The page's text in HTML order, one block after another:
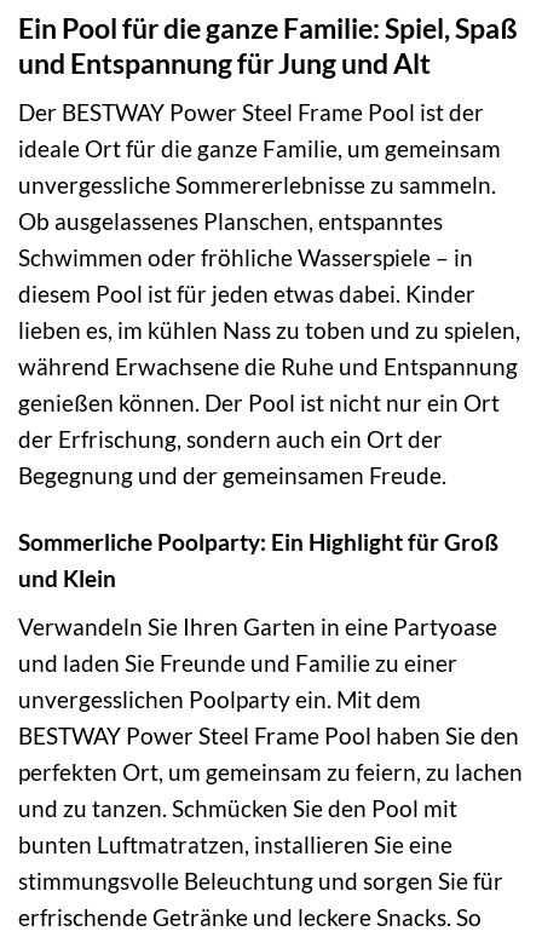
Ein Pool für die ganze Familie: Spiel, Spaß
und Entspannung für Jung und Alt
Der BESTWAY Power Steel Frame Pool ist der
ideale Ort für die ganze Familie, um gemeinsam
unvergessliche Sommererlebnisse zu sammeln.
Ob ausgelassenes Planschen, entspanntes
Schwimmen oder fröhliche Wasserspiele – in
diesem Pool ist für jeden etwas dabei. Kinder
lieben es, im kühlen Nass zu toben und zu spielen,
während Erwachsene die Ruhe und Entspannung
genießen können. Der Pool ist nicht nur ein Ort
der Erfrischung, sondern auch ein Ort der
Begegnung und der gemeinsamen Freude.
Sommerliche Poolparty: Ein Highlight für Groß
und Klein
Verwandeln Sie Ihren Garten in eine Partyoase
und laden Sie Freunde und Familie zu einer
unvergesslichen Poolparty ein. Mit dem
BESTWAY Power Steel Frame Pool haben Sie den
perfekten Ort, um gemeinsam zu feiern, zu lachen
und zu tanzen. Schmücken Sie den Pool mit
bunten Luftmatratzen, installieren Sie eine
stimmungsvolle Beleuchtung und sorgen Sie für
erfrischende Getränke und leckere Snacks. So